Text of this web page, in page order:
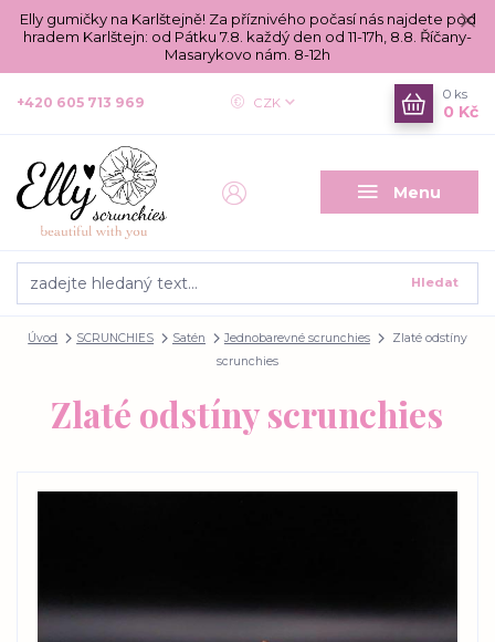
Elly gumičky na Karlštejně! Za příznivého počasí nás najdete pod
hradem Karlštejn: od Pátku 7.8. každý den od 11-17h, 8.8. Říčany-
Masarykovo nám. 8-12h
Menu
CZK
Hledat
+420 605 713 969
0 ks
0 Kč
Úvod SCRUNCHIES Satén Jednobarevné scrunchies
Zlaté odstíny
scrunchies
Zlaté odstíny scrunchies